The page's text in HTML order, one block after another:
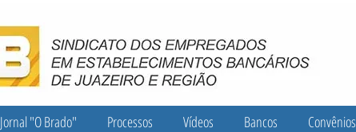
Jornal "O Brado" Processos Vídeos Bancos Convênios